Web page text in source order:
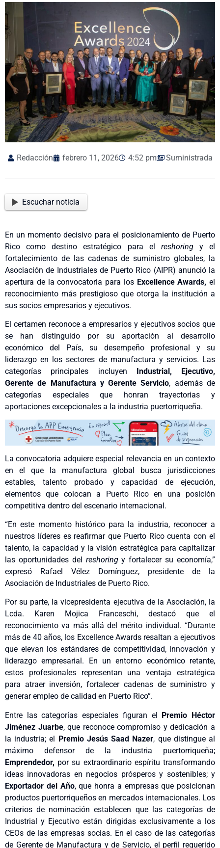
Redacción febrero 11, 2026 4:52 pm Suministrada
Escuchar noticia
En un momento decisivo para el posicionamiento de Puerto
Rico como destino estratégico para el reshoringy el
fortalecimiento de las cadenas de suministro globales, la
Asociación de Industriales de Puerto Rico (AIPR) anunció la
apertura de la convocatoria para los Excellence Awards, el
reconocimiento más prestigioso que otorga la institución a
sus socios empresarios y ejecutivos.
El certamen reconoce a empresarios y ejecutivos socios que
se han distinguido por su aportación al desarrollo
económico del País, su desempeño profesional y su
liderazgo en los sectores de manufactura y servicios. Las
categorías principales incluyen Industrial, Ejecutivo,
Gerente de Manufactura y Gerente Servicio, además de
categorías especiales que honran trayectorias y
aportaciones excepcionales a la industria puertorriqueña.
La convocatoria adquiere especial relevancia en un contexto
en el que la manufactura global busca jurisdicciones
estables, talento probado y capacidad de ejecución,
elementos que colocan a Puerto Rico en una posición
competitiva dentro del escenario internacional.
“En este momento histórico para la industria, reconocer a
nuestros líderes es reafirmar que Puerto Rico cuenta con el
talento, la capacidad y la visión estratégica para capitalizar
las oportunidades del reshoringy fortalecer su economía,”
expresó Rafael Vélez Domínguez, presidente de la
Asociación de Industriales de Puerto Rico.
Por su parte, la vicepresidenta ejecutiva de la Asociación, la
Lcda. Karen Mojica Franceschi, destacó que el
reconocimiento va más allá del mérito individual. “Durante
más de 40 años, los Excellence Awards resaltan a ejecutivos
que elevan los estándares de competitividad, innovación y
liderazgo empresarial. En un entorno económico retante,
estos profesionales representan una ventaja estratégica
para atraer inversión, fortalecer cadenas de suministro y
generar empleo de calidad en Puerto Rico”.
Entre las categorías especiales figuran el Premio Héctor
Jiménez Juarbe, que reconoce compromiso y dedicación a
la industria; el Premio Jesús Saad Nazer, que distingue al
máximo defensor de la industria puertorriqueña;
Emprendedor, por su extraordinario espíritu transformando
ideas innovadoras en negocios prósperos y sostenibles; y
Exportador del Año, que honra a empresas que posicionan
productos puertorriqueños en mercados internacionales. Los
criterios de nominación establecen que las categorías de
Industrial y Ejecutivo están dirigidas exclusivamente a los
CEOs de las empresas socias. En el caso de las categorías
de Gerente de Manufactura y de Servicio, el perfil requerido